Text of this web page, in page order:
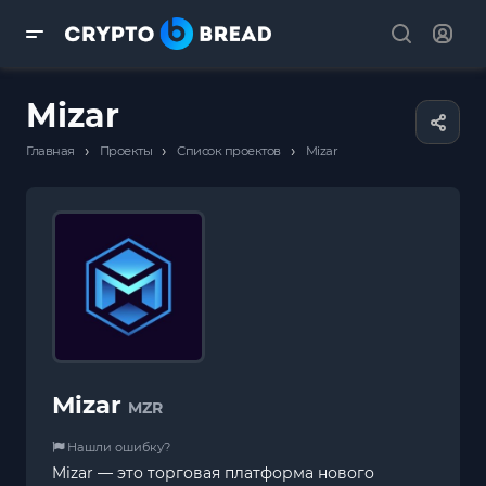
Mizar
Главная › Проекты › Список проектов › Mizar
Mizar MZR
Нашли ошибку?
Mizar — это торговая платформа нового